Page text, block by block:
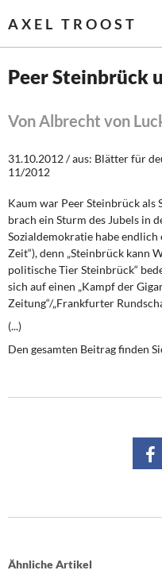
AXEL TROOST
Wirtschaftspolitik
Steuer- und
Öffentliche Infrastruktur
Weitere Themen
Rosa-Luxemburg-
Über mich
Peer Steinbrück
Von Albrecht von
31.10.2012 / aus: Blätter für
11/2012
Kaum war Peer Steinbrück als
brach ein Sturm des Jubels in
Sozialdemokratie habe endlich
Zeit“), denn „Steinbrück kann
politische Tier Steinbrück“
sich auf einen „Kampf der
Zeitung“/„Frankfurter
(...)
Den gesamten Beitrag finden
Ähnliche Artikel